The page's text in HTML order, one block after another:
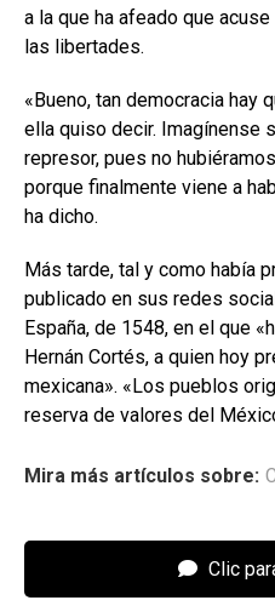
a la que ha afeado que
las libertades.
«Bueno, tan democracia hay
ella quiso decir. Imagínense
represor, pues no
porque finalmente viene a
ha dicho.
Más tarde, tal y como había
publicado en sus redes
España, de 1548, en el que
Hernán Cortés, a quien hoy
mexicana». «Los pueblos
reserva de valores del
Mira más artículos sobre:
Clic